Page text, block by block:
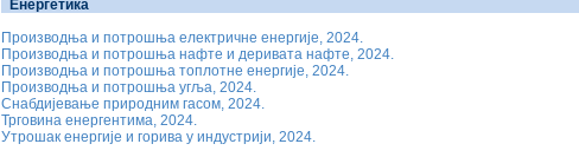
Енергетика
Производња и потрошња електричне енергије, 2024.
Производња и потрошња нафте и деривата нафте, 2024.
Производња и потрошња топлотне енергије, 2024.
Производња и потрошња угља, 2024.
Снабдијевање природним гасом, 2024.
Трговина енергентима, 2024.
Утрошак енергије и горива у индустрији, 2024.